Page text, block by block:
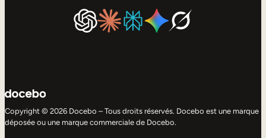
Copyright © 2026 Docebo – Tous droits réservés. Docebo est une marque
déposée ou une marque commerciale de Docebo.